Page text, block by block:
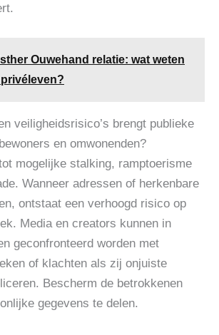
Ouwehand relatie: wat weten
veiligheidsrisico’s brengt publieke
en omwonenden?
mogelijke stalking, ramptoerisme
Wanneer adressen of herkenbare
ontstaat een verhoogd risico op
Media en creators kunnen in
geconfronteerd worden met
of klachten als zij onjuiste
Bescherm de betrokkenen
gegevens te delen.